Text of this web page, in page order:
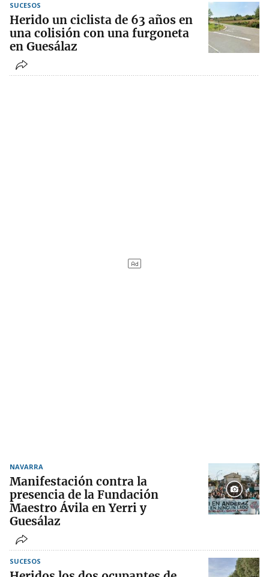
SUCESOS
Herido un ciclista de 63 años en
una colisión con una furgoneta
en Guesálaz
NAVARRA
Manifestación contra la
presencia de la Fundación
Maestro Ávila en Yerri y
Guesálaz
SUCESOS